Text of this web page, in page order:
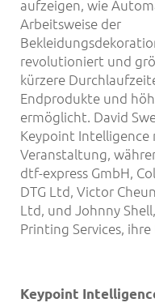
aufzeigen, wie
Arbeitsweise der
revolutioniert und
kürzere
Endprodukte und
ermöglicht. David
Keypoint
Veranstaltung,
dtf-express GmbH,
DTG Ltd, Victor
Ltd, und Johnny
Printing Services,
Keypoint